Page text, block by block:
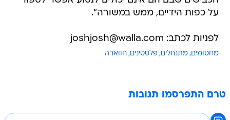
על כפות הידיים, ממש במשורה".
לפניות לכתב: joshjosh@walla.com
מחסומים מתנחלים פלסטינים חווארה
טרם התפרסמו תגובות